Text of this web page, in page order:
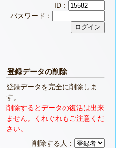
ID：
パスワード：
登録データの削除
登録データを完全に削除しま
す。
削除するとデータの復活は出来
ません。くれぐれもご注意くだ
さい。
削除する人：